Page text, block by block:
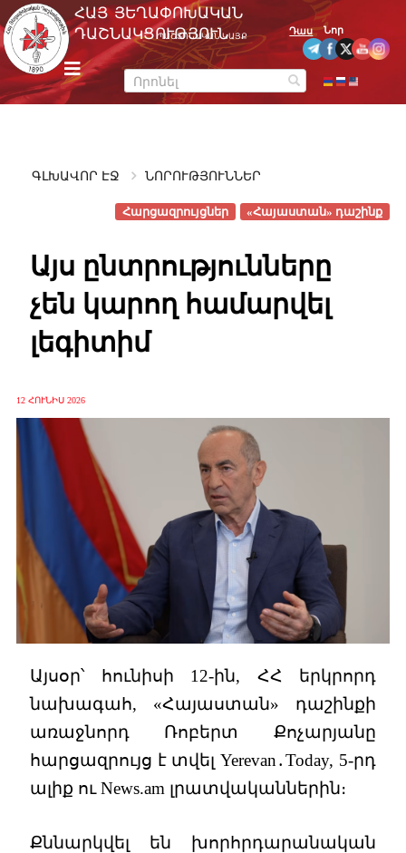
Skip
to
content
m
e
n
u
ՀԱՅ ՅԵՂԱՓՈԽԱԿԱՆ
ԴԱՇՆԱԿՑՈՒԹՅՈՒՆ
ՊԱՇՏՈՆԱԿԱՆ ԿԱՅՔ
Դաս Նոր
ԳԼԽԱՎՈՐ ԷՋ ՆՈՐՈՒԹՅՈՒՆՆԵՐ
«Հայաստան» դաշինք
Հարցազրույցներ
Այս ընտրությունները
չեն կարող համարվել
լեգիտիմ
12 ՀՈՒՆԻՍ 2026
Այսօր՝ հունիսի 12-ին, ՀՀ երկրորդ
նախագահ, «Հայաստան» դաշինքի
առաջնորդ Ռոբերտ Քոչարյանը
հարցազրույց է տվել Yerevan․Today, 5-րդ
ալիք ու News.am լրատվականներին։
Քննարկվել են խորհրդարանական